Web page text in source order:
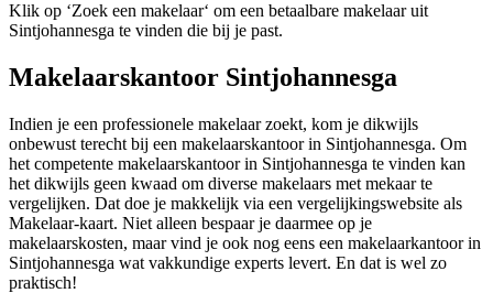
Klik op ‘Zoek een makelaar‘ om een betaalbare makelaar uit
Sintjohannesga te vinden die bij je past.
Makelaarskantoor Sintjohannesga
Indien je een professionele makelaar zoekt, kom je dikwijls
onbewust terecht bij een makelaarskantoor in Sintjohannesga. Om
het competente makelaarskantoor in Sintjohannesga te vinden kan
het dikwijls geen kwaad om diverse makelaars met mekaar te
vergelijken. Dat doe je makkelijk via een vergelijkingswebsite als
Makelaar-kaart. Niet alleen bespaar je daarmee op je
makelaarskosten, maar vind je ook nog eens een makelaarkantoor in
Sintjohannesga wat vakkundige experts levert. En dat is wel zo
praktisch!